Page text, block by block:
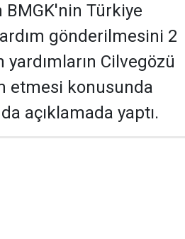
BMGK'nin Türkiye
gönderilmesini 2
Cilvegözü
etmesi konusunda
açıklamada yaptı.